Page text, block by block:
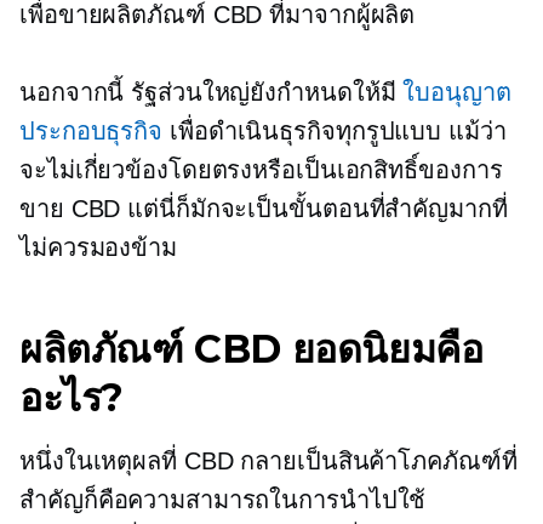
เพื่อขายผลิตภัณฑ์ CBD ที่มาจากผู้ผลิต
นอกจากนี้ รัฐส่วนใหญ่ยังกำหนดให้มีใบอนุญาต
ประกอบธุรกิจ เพื่อดำเนินธุรกิจทุกรูปแบบ แม้ว่า
จะไม่เกี่ยวข้องโดยตรงหรือเป็นเอกสิทธิ์ของการ
ขาย CBD แต่นี่ก็มักจะเป็นขั้นตอนที่สำคัญมากที่
ไม่ควรมองข้าม
ผลิตภัณฑ์ CBD ยอดนิยมคือ
อะไร?
หนึ่งในเหตุผลที่ CBD กลายเป็นสินค้าโภคภัณฑ์ที่
สำคัญก็คือความสามารถในการนำไปใช้